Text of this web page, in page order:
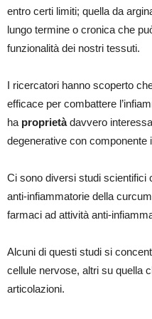
entro certi limiti; quella da
lungo termine o cronica che
funzionalità dei nostri tessuti.
I ricercatori hanno scoperto
efficace per combattere
ha proprietàdavvero
degenerative con componente
Ci sono diversi studi scientifici
anti-infiammatorie della
farmaci ad attività anti-
Alcuni di questi studi si
cellule nervose, altri su quella
articolazioni.